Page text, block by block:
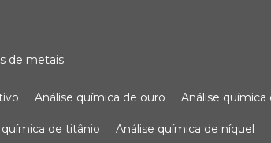
de metais
análise química de ouro análise
química de titânio análise química de níquel